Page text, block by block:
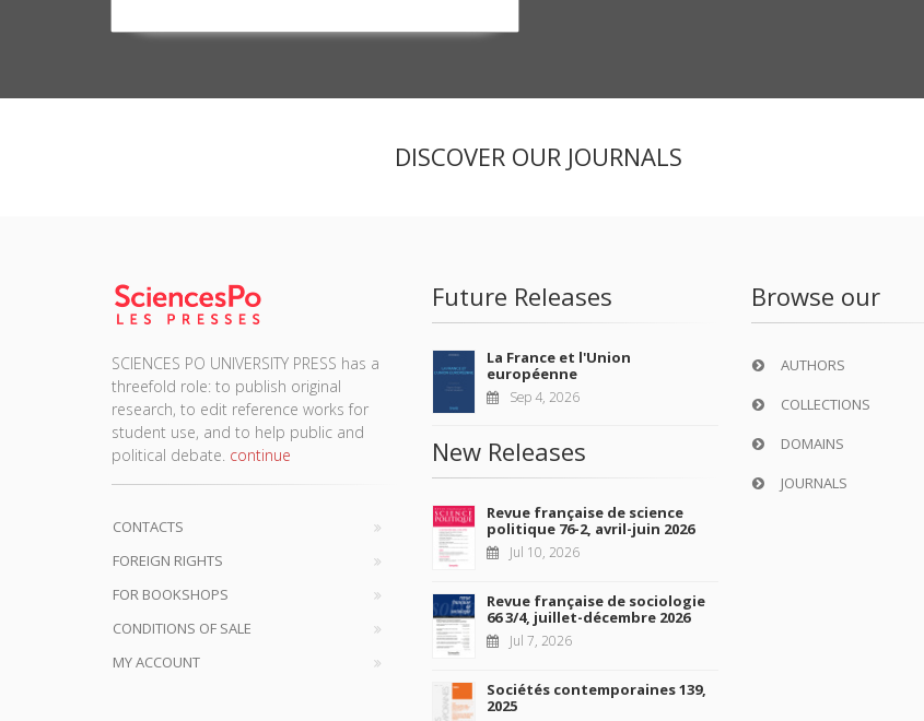
DISCOVER OUR JOURNALS
SCIENCES PO UNIVERSITY PRESS has a
threefold role: to publish original
research, to edit reference works for
student use, and to help public and
political debate. continue
CONTACTS
FOREIGN RIGHTS
FOR BOOKSHOPS
CONDITIONS OF SALE
MY ACCOUNT
Future Releases
La France et l'Union
européenne
Sep 4, 2026
New Releases
Revue française de science
politique 76-2, avril-juin 2026
Jul 10, 2026
Revue française de sociologie
66 3/4, juillet-décembre 2026
Jul 7, 2026
Sociétés contemporaines 139,
2025
Browse our
AUTHORS
COLLECTIONS
DOMAINS
JOURNALS